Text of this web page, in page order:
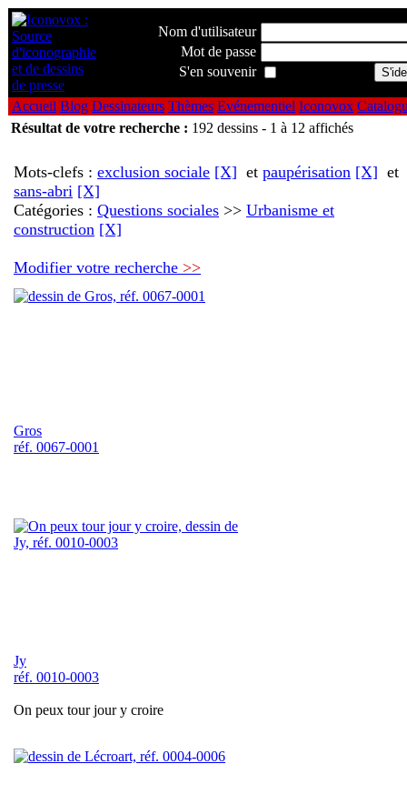
Nom d'utilisateur
Mot de passe
S'en souvenir
Accueil Blog Dessinateurs Thèmes Evénementiel Iconovox
Résultat de votre recherche : 192 dessins - 1 à 12 affichés
Mots-clefs : exclusion sociale [X] et paupérisation [X] et
sans-abri [X]
Catégories : Questions sociales >> Urbanisme et
construction [X]
Modifier votre recherche >>
Gros
réf. 0067-0001
Jy
réf. 0010-0003
On peux tour jour y croire